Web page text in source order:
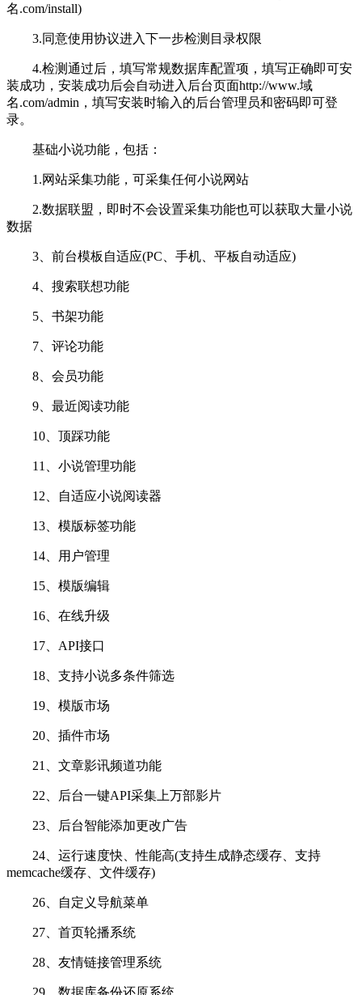
名.com/install)
3.同意使用协议进入下一步检测目录权限
4.检测通过后，填写常规数据库配置项，填写正确即可安
装成功，安装成功后会自动进入后台页面http://www.域
名.com/admin，填写安装时输入的后台管理员和密码即可登
录。
基础小说功能，包括：
1.网站采集功能，可采集任何小说网站
2.数据联盟，即时不会设置采集功能也可以获取大量小说
数据
3、前台模板自适应(PC、手机、平板自动适应)
4、搜索联想功能
5、书架功能
7、评论功能
8、会员功能
9、最近阅读功能
10、顶踩功能
11、小说管理功能
12、自适应小说阅读器
13、模版标签功能
14、用户管理
15、模版编辑
16、在线升级
17、API接口
18、支持小说多条件筛选
19、模版市场
20、插件市场
21、文章影讯频道功能
22、后台一键API采集上万部影片
23、后台智能添加更改广告
24、运行速度快、性能高(支持生成静态缓存、支持
memcache缓存、文件缓存)
26、自定义导航菜单
27、首页轮播系统
28、友情链接管理系统
29、数据库备份还原系统